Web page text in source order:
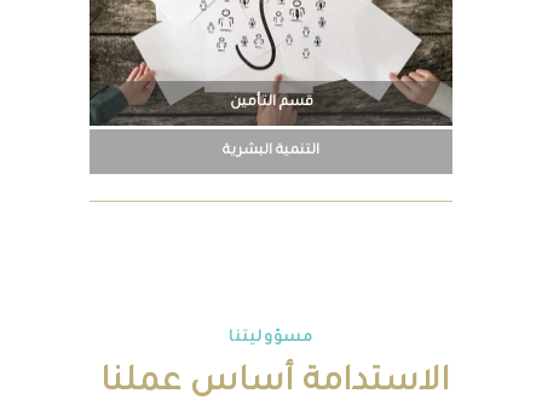
قسم التأمين
التنمية البشرية
مسؤوليتنا
الاستدامة أساس عملنا